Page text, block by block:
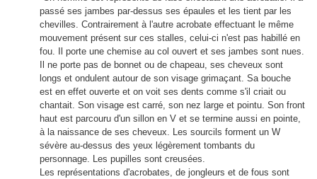
passé ses jambes par-dessus ses épaules et les tient par les
chevilles. Contrairement à l'autre acrobate effectuant le même
mouvement présent sur ces stalles, celui-ci n'est pas habillé en
fou. Il porte une chemise au col ouvert et ses jambes sont nues.
Il ne porte pas de bonnet ou de chapeau, ses cheveux sont
longs et ondulent autour de son visage grimaçant. Sa bouche
est en effet ouverte et on voit ses dents comme s'il criait ou
chantait. Son visage est carré, son nez large et pointu. Son front
haut est parcouru d'un sillon en V et se termine aussi en pointe,
à la naissance de ses cheveux. Les sourcils forment un W
sévère au-dessus des yeux légèrement tombants du
personnage. Les pupilles sont creusées.
Les représentations d'acrobates, de jongleurs et de fous sont